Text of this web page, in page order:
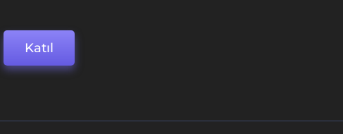
Katıl